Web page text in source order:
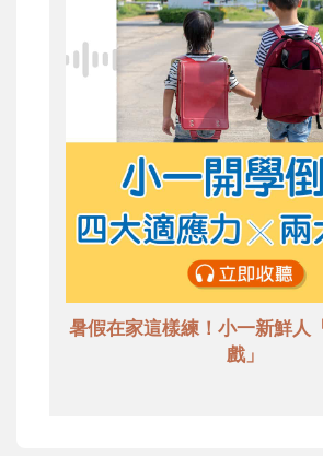
暑假在家這樣練！小一新鮮人
戲」